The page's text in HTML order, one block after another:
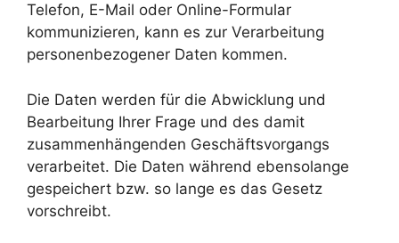
Telefon, E-Mail oder Online-Formular
kommunizieren, kann es zur Verarbeitung
personenbezogener Daten kommen.
Die Daten werden für die Abwicklung und
Bearbeitung Ihrer Frage und des damit
zusammenhängenden Geschäftsvorgangs
verarbeitet. Die Daten während ebensolange
gespeichert bzw. so lange es das Gesetz
vorschreibt.